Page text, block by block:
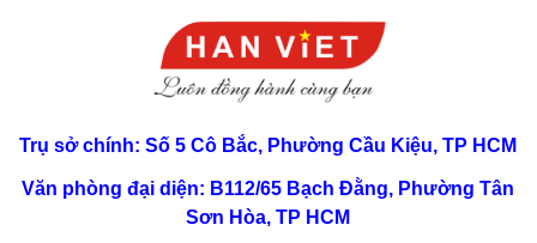
Trụ sở chính: Số 5 Cô Bắc, Phường Cầu Kiệu, TP HCM
Văn phòng đại diện: B112/65 Bạch Đằng, Phường Tân
Sơn Hòa, TP HCM